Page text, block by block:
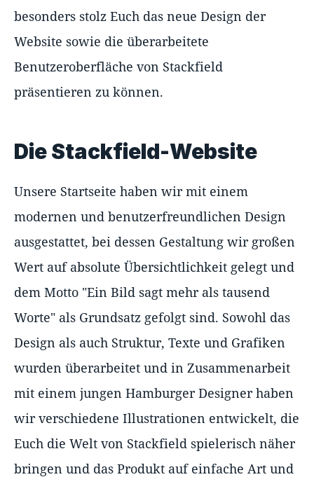
besonders stolz Euch das neue Design der
Website sowie die überarbeitete
Benutzeroberfläche von Stackfield
präsentieren zu können.
Die Stackfield-Website
Unsere Startseite haben wir mit einem
modernen und benutzerfreundlichen Design
ausgestattet, bei dessen Gestaltung wir großen
Wert auf absolute Übersichtlichkeit gelegt und
dem Motto "Ein Bild sagt mehr als tausend
Worte" als Grundsatz gefolgt sind. Sowohl das
Design als auch Struktur, Texte und Grafiken
wurden überarbeitet und in Zusammenarbeit
mit einem jungen Hamburger Designer haben
wir verschiedene Illustrationen entwickelt, die
Euch die Welt von Stackfield spielerisch näher
bringen und das Produkt auf einfache Art und